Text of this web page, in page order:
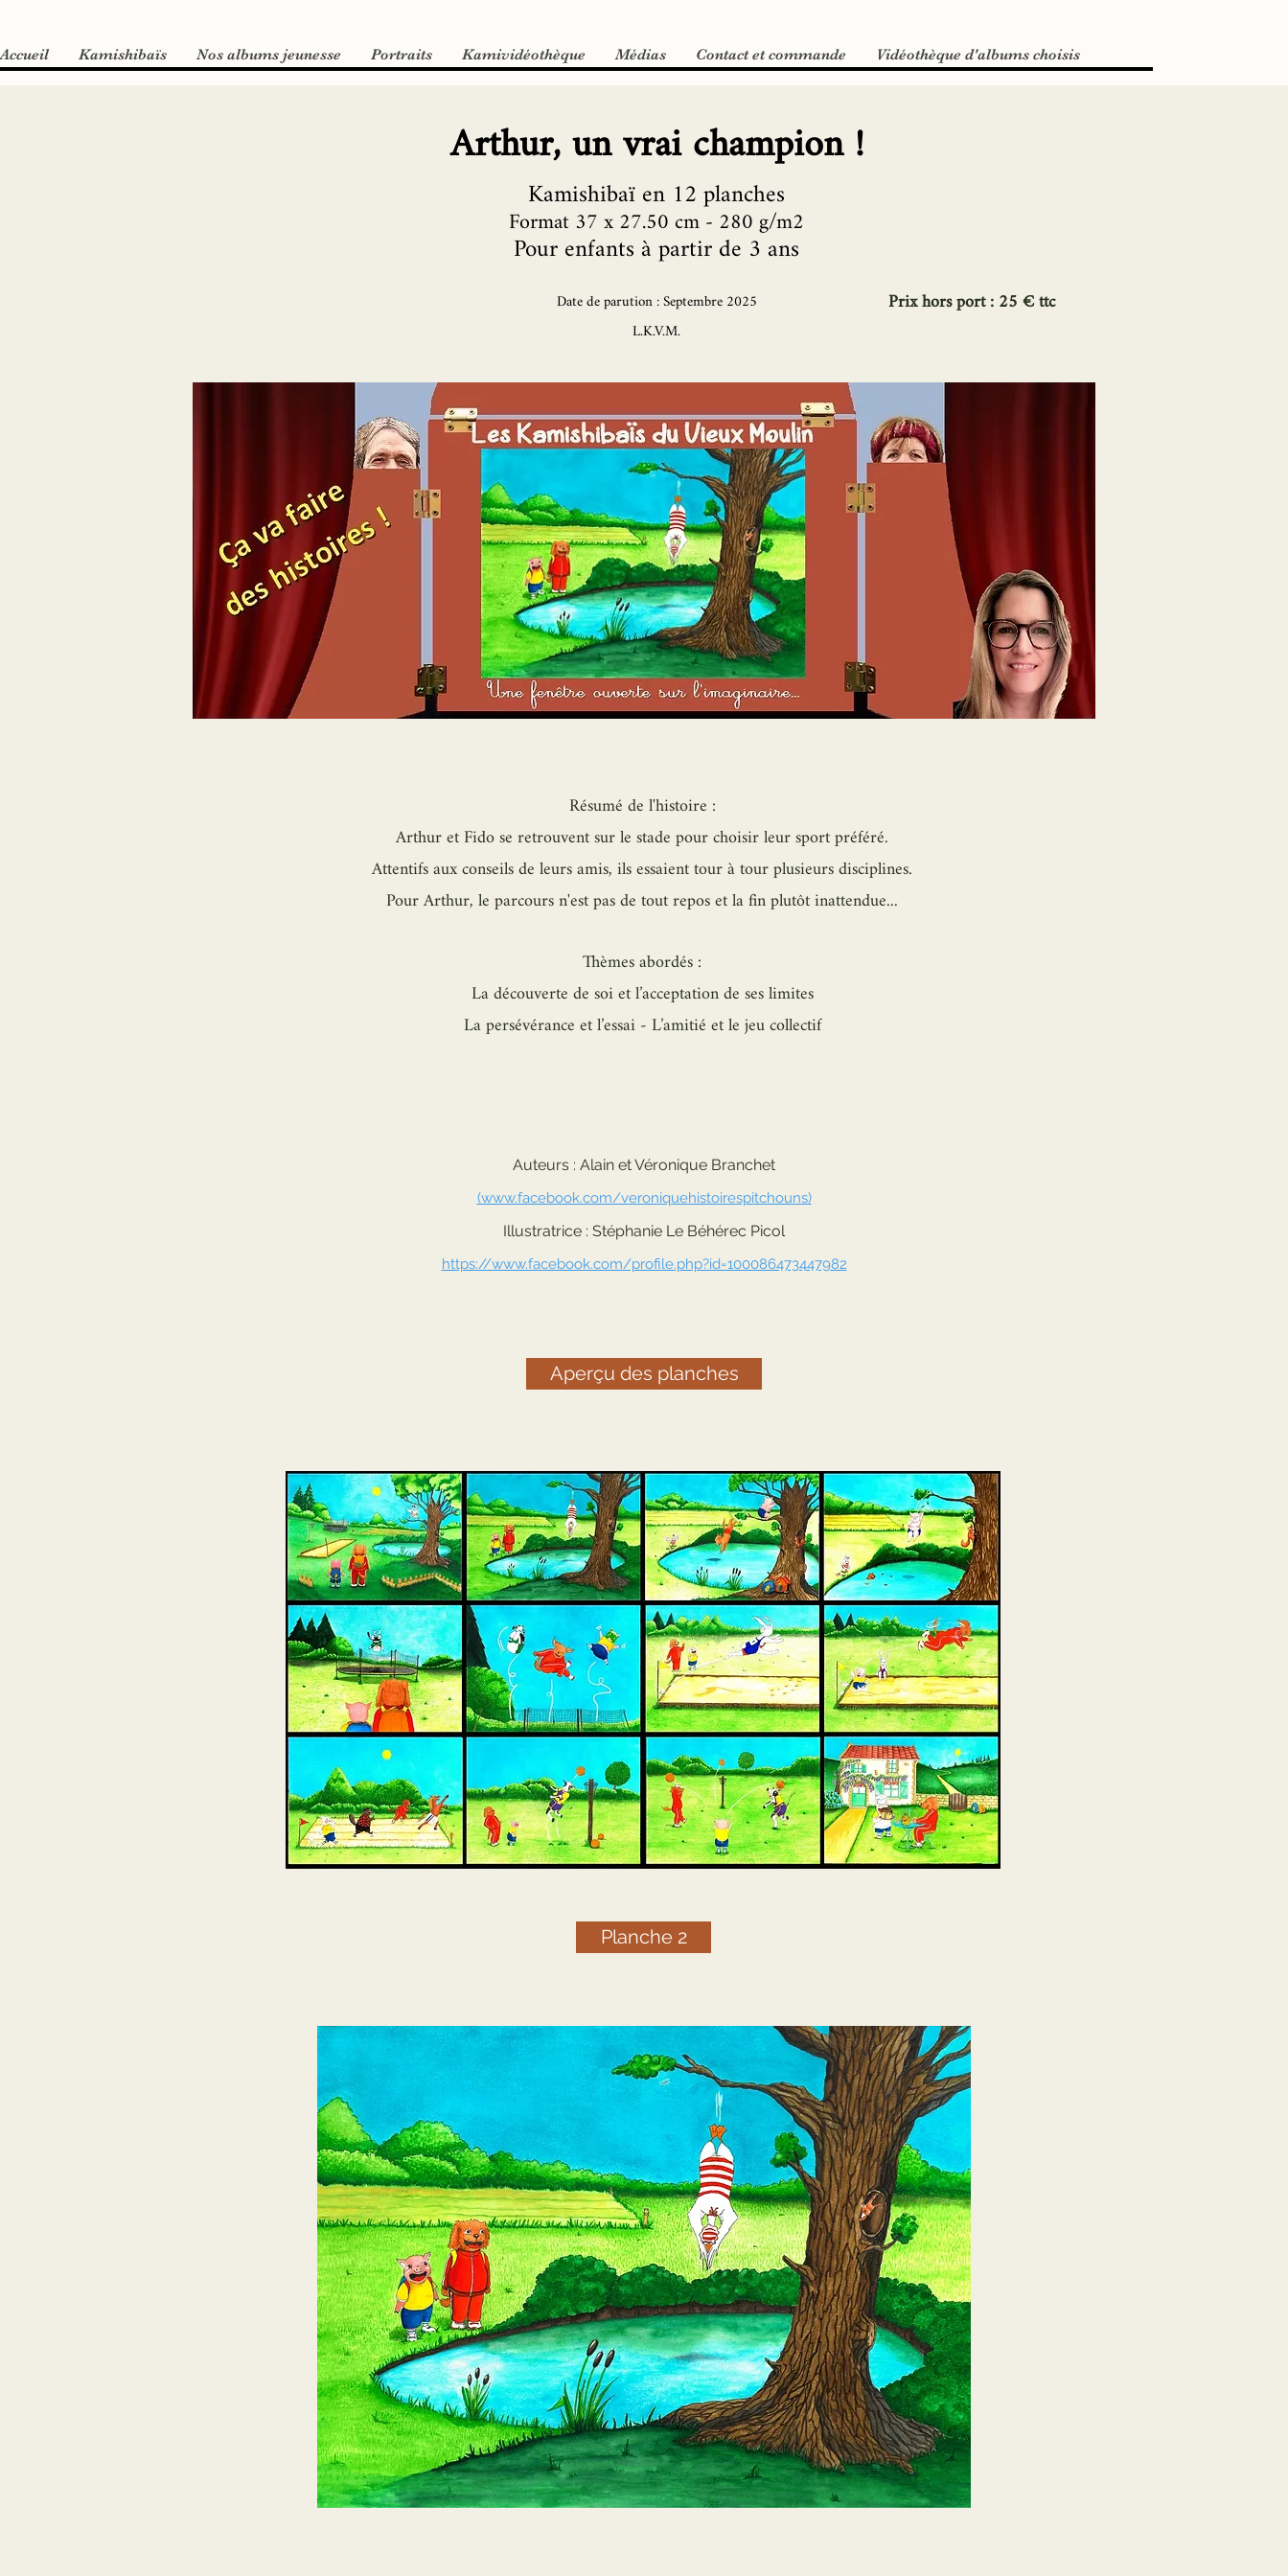
Accueil Kamishibaïs Nos albums jeunesse Portraits Kamividéothèque Médias Contact et commande Vidéothèque d'albums choisis
Arthur, un vrai champion !
Kamishibaï en 12 planches
Format 37 x 27.50 cm - 280 g/m2
Pour enfants à partir de 3 ans
Date de parution : Septembre 2025
L.K.V.M.
Prix hors port : 25 € ttc
Résumé de l'histoire :
Arthur et Fido se retrouvent sur le stade pour choisir leur sport préféré.
Attentifs aux conseils de leurs amis, ils essaient tour à tour plusieurs disciplines.
Pour Arthur, le parcours n'est pas de tout repos et la fin plutôt inattendue...
Thèmes abordés :
La découverte de soi et l’acceptation de ses limites
La persévérance et l’essai - L’amitié et le jeu collectif
Auteurs : Alain et Véronique Branchet
(www.facebook.com/veroniquehistoirespitchouns)
Illustratrice : Stéphanie Le Béhérec Picol
https://www.facebook.com/profile.php?id=100086473447982
Aperçu des planches
Planche 2